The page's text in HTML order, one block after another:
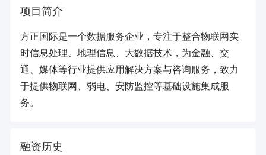
项目简介
方正国际是一个数据服务企业，专注于整合物联网实
时信息处理、地理信息、大数据技术，为金融、交
通、媒体等行业提供应用解决方案与咨询服务，致力
于提供物联网、弱电、安防监控等基础设施集成服
务。
融资历史